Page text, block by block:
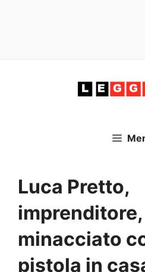
Luca Pretto,
imprenditore,
minacciato
pistola in